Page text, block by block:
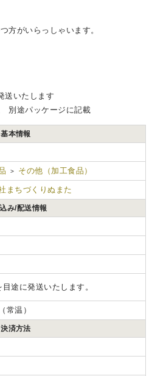
方がいらっしゃいます。
送いたします
別途パッケージに記載
基本情報
> その他（加工食品）
まちづくりぬまた
み/配送情報
途に発送いたします。
常温）
決済方法